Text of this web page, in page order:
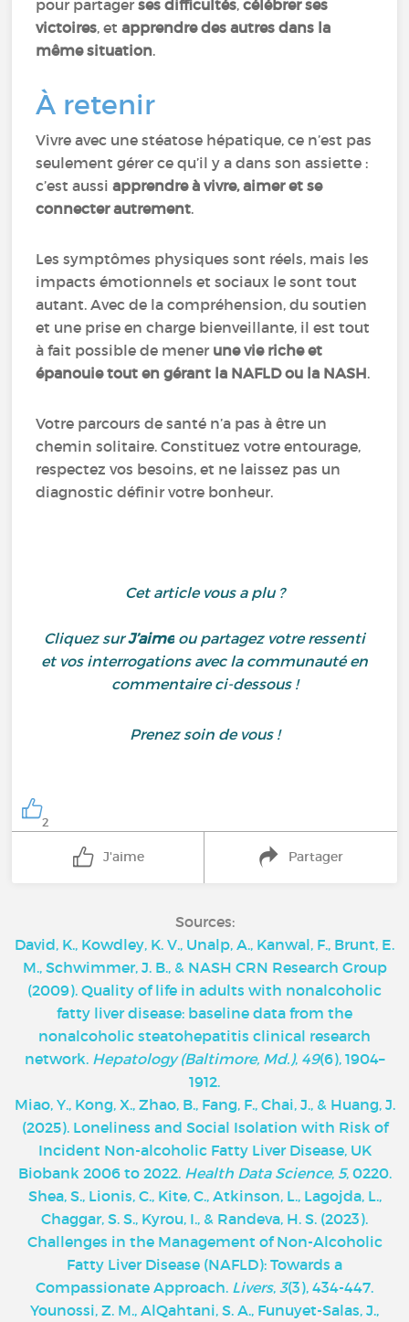
pour partagerses difficultés,célébrer ses
victoires, etapprendre des autres dans la
même situation.
À retenir
Vivre avec une stéatose hépatique, ce n’est pas
seulement gérer ce qu’il y a dans son assiette :
c’est aussiapprendre à vivre, aimer et se
connecter autrement.
Les symptômes physiques sont réels, mais les
impacts émotionnels et sociaux le sont tout
autant. Avec de la compréhension, du soutien
et une prise en charge bienveillante, il est tout
à fait possible de mener une vie riche et
épanouie tout en gérant la NAFLD ou la NASH.
Votre parcours de santé n’a pas à être un
chemin solitaire. Constituez votre entourage,
respectez vos besoins, et ne laissez pas un
diagnostic définir votre bonheur.
Cet article vous a plu ?
Cliquez surJ’aime ou partagez votre ressenti
et vos interrogations avec la communauté en
commentaire ci-dessous !
Prenez soin de vous !
2
J'aime Partager
Sources:
David, K., Kowdley, K. V., Unalp, A., Kanwal, F., Brunt, E.
M., Schwimmer, J. B., & NASH CRN Research Group
(2009). Quality of life in adults with nonalcoholic
fatty liver disease: baseline data from the
nonalcoholic steatohepatitis clinical research
network. Hepatology (Baltimore, Md.), 49(6), 1904–
1912.
Miao, Y., Kong, X., Zhao, B., Fang, F., Chai, J., & Huang, J.
(2025). Loneliness and Social Isolation with Risk of
Incident Non-alcoholic Fatty Liver Disease, UK
Biobank 2006 to 2022. Health Data Science, 5, 0220.
Shea, S., Lionis, C., Kite, C., Atkinson, L., Lagojda, L.,
Chaggar, S. S., Kyrou, I., & Randeva, H. S. (2023).
Challenges in the Management of Non-Alcoholic
Fatty Liver Disease (NAFLD): Towards a
Compassionate Approach. Livers, 3(3), 434-447.
Younossi, Z. M., AlQahtani, S. A., Funuyet-Salas, J.,